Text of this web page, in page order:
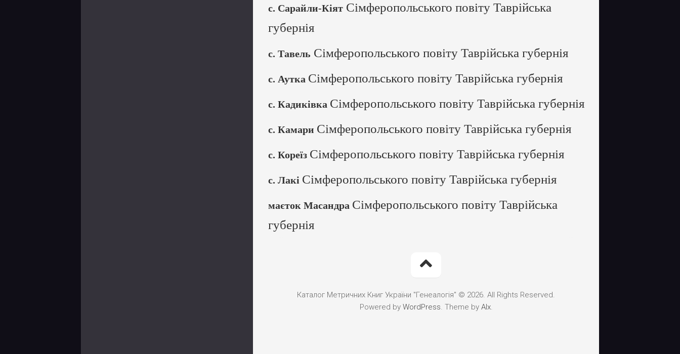
с. Сарайли-Кіят Сімферопольського повіту Таврійська
губернія
с. Тавель Сімферопольського повіту Таврійська губернія
с. Аутка Сімферопольського повіту Таврійська губернія
с. Кадиківка Сімферопольського повіту Таврійська губернія
с. Камари Сімферопольського повіту Таврійська губернія
с. Кореїз Сімферопольського повіту Таврійська губернія
с. Лакі Сімферопольського повіту Таврійська губернія
маєток Масандра Сімферопольського повіту Таврійська
губернія
Каталог Метричних Книг України "Генеалогія" © 2026. All Rights Reserved.
Powered by WordPress. Theme by Alx.